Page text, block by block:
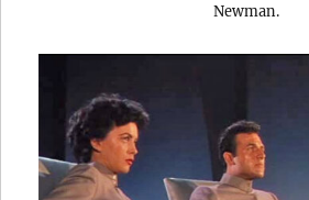
Newman.